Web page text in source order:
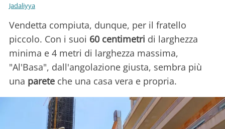
Jadaliyya
Vendetta compiuta, dunque, per il fratello
piccolo. Con i suoi 60 centimetri di larghezza
minima e 4 metri di larghezza massima,
"Al'Basa", dall'angolazione giusta, sembra più
una parete che una casa vera e propria.